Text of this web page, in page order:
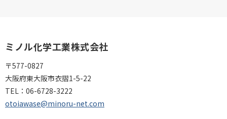
ミノル化学工業株式会社
〒577-0827
大阪府東大阪市衣摺1-5-22
TEL： 06-6728-3222
otoiawase@minoru-net.com